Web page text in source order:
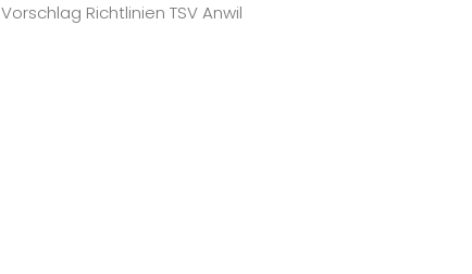
Vorschlag Richtlinien TSV Anwil